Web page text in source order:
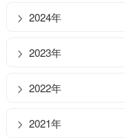
2024年
2023年
2022年
2021年